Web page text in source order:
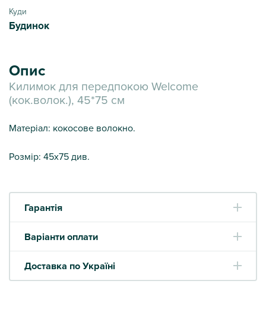
Куди
Будинок
Опис
Килимок для передпокою Welcome
(кок.волок.), 45*75 см
Матеріал: кокосове волокно.
Розмір: 45х75 див.
Гарантія
Варіанти оплати
Доставка по Україні